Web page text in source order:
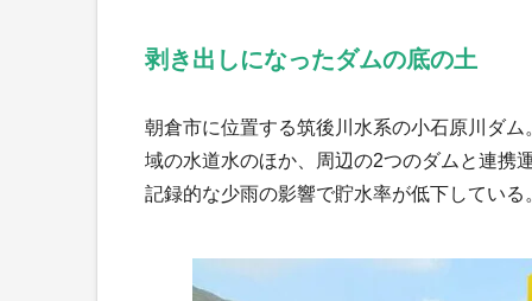
剥き出しになったダムの底の土
朝倉市に位置する筑後川水系の小石原川ダ
域の水道水のほか、周辺の2つのダムと連携
記録的な少雨の影響で貯水率が低下している